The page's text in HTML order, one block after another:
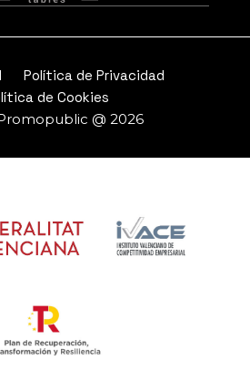
Política de Privacidad
de Cookies
@ 2026